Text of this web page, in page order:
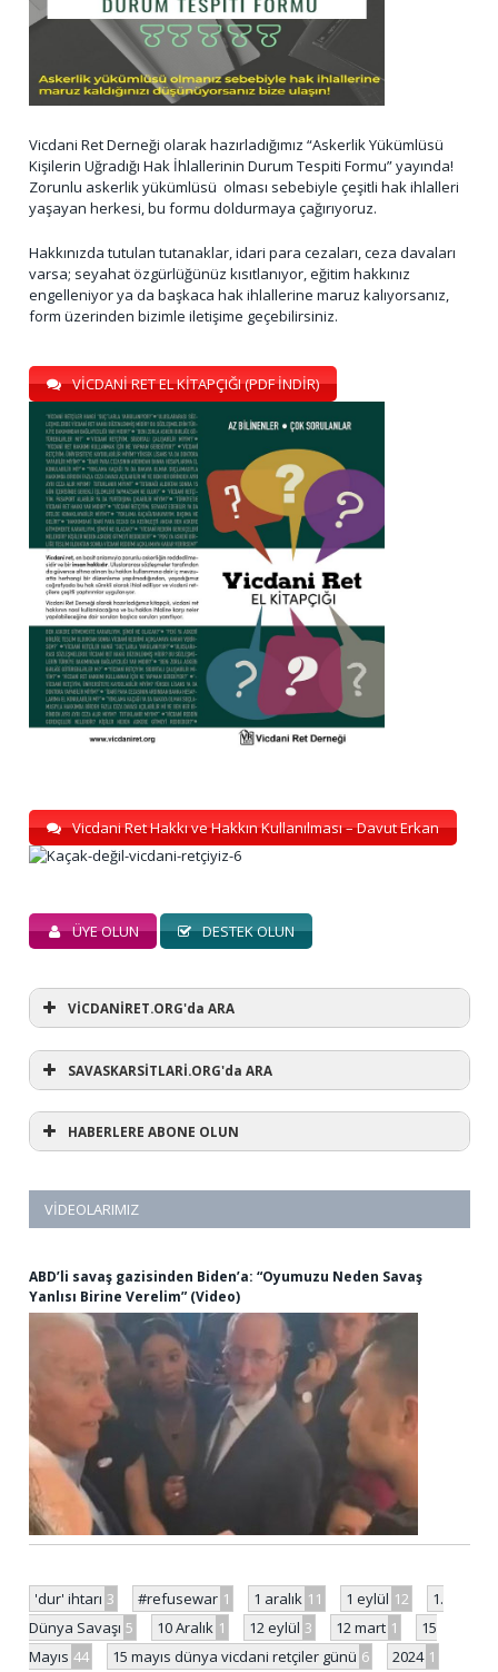
Vicdani Ret Derneği olarak hazırladığımız “Askerlik Yükümlüsü
Kişilerin Uğradığı Hak İhlallerinin Durum Tespiti Formu” yayında!
Zorunlu askerlik yükümlüsü olması sebebiyle çeşitli hak ihlalleri
yaşayan herkesi, bu formu doldurmaya çağırıyoruz.
Hakkınızda tutulan tutanaklar, idari para cezaları, ceza davaları
varsa; seyahat özgürlüğünüz kısıtlanıyor, eğitim hakkınız
engelleniyor ya da başkaca hak ihlallerine maruz kalıyorsanız,
form üzerinden bizimle iletişime geçebilirsiniz.
VİCDANİ RET EL KİTAPÇIĞI (PDF İNDİR)
Vicdani Ret Hakkı ve Hakkın Kullanılması – Davut Erkan
ÜYE OLUN DESTEK OLUN
VİCDANİRET.ORG'da ARA
SAVASKARSİTLARİ.ORG'da ARA
HABERLERE ABONE OLUN
VIDEOLARIMIZ
ABD’li savaş gazisinden Biden’a: “Oyumuzu Neden Savaş
Yanlısı Birine Verelim” (Video)
'dur' ihtarı 3 #refusewar 1 1 aralık 11 1 eylül 12
1.
Dünya Savaşı 5 10 Aralık 1 12 eylül 3 12 mart 1
15
Mayıs 44 15 mayıs dünya vicdani retçiler günü 6 2024 1